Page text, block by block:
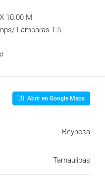
10.00 M
Lámparas T-5
Abrir en Google Maps
Reynosa
Tamaulipas